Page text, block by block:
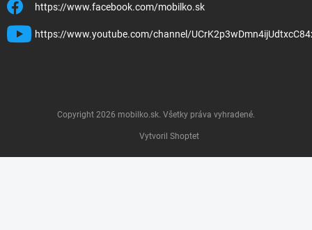
https://www.facebook.com/mobilko.sk
https://www.youtube.com/channel/
Vytvoril Shoptet
Copyright 2026 mobilko.sk . Všetky práva vyhradené.